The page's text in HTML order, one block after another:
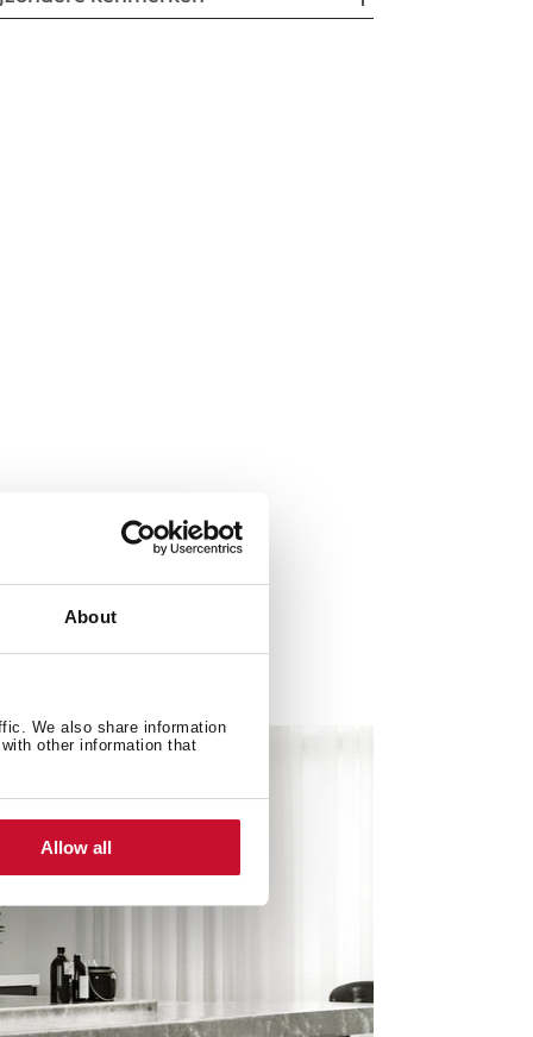
About
We also share information
other information that
Allow all